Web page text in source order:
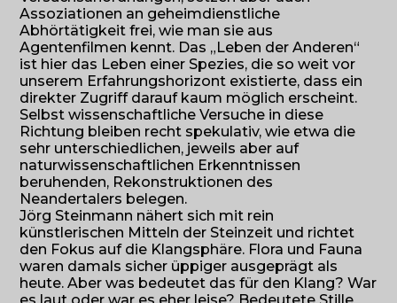
Assoziationen an geheimdienstliche
Abhörtätigkeit frei, wie man sie aus
Agentenfilmen kennt. Das „Leben der Anderen“
ist hier das Leben einer Spezies, die so weit vor
unserem Erfahrungshorizont existierte, dass ein
direkter Zugriff darauf kaum möglich erscheint.
Selbst wissenschaftliche Versuche in diese
Richtung bleiben recht spekulativ, wie etwa die
sehr unterschiedlichen, jeweils aber auf
naturwissenschaftlichen Erkenntnissen
beruhenden, Rekonstruktionen des
Neandertalers belegen.
Jörg Steinmann nähert sich mit rein
künstlerischen Mitteln der Steinzeit und richtet
den Fokus auf die Klangsphäre. Flora und Fauna
waren damals sicher üppiger ausgeprägt als
heute. Aber was bedeutet das für den Klang? War